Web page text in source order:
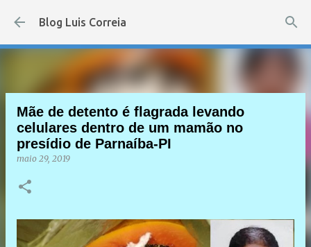
Pular para o conteúdo principal
Blog Luis Correia
Mãe de detento é flagrada levando
celulares dentro de um mamão no
presídio de Parnaíba-PI
maio 29, 2019